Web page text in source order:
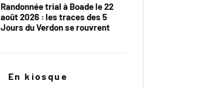
Randonnée trial à Boade le 22
août 2026 : les traces des 5
Jours du Verdon se rouvrent
En kiosque